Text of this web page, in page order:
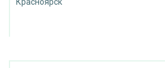
Красноярск